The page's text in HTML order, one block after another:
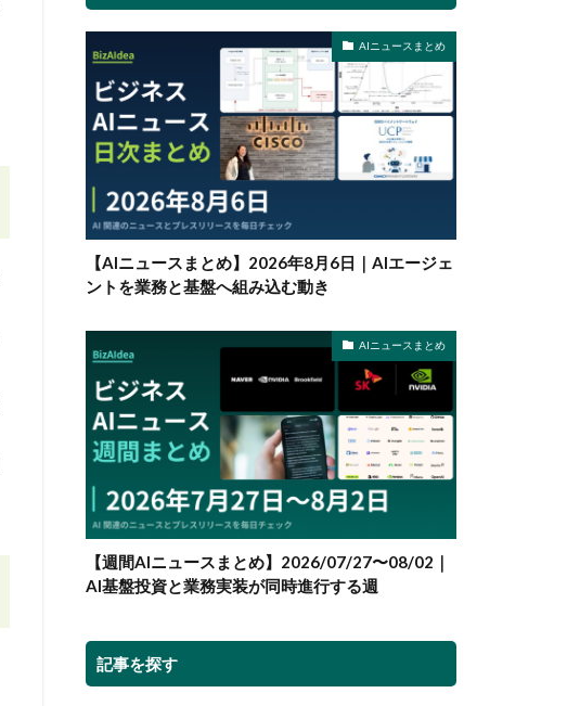
AIニュースまとめ
【AIニュースまとめ】2026年8月6日｜AIエージェ
ントを業務と基盤へ組み込む動き
AIニュースまとめ
【週間AIニュースまとめ】2026/07/27〜08/02｜
AI基盤投資と業務実装が同時進行する週
記事を探す